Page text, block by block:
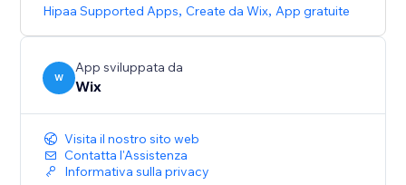
Hipaa Supported Apps,Create da Wix, App gratuite
W
App sviluppata da
Wix
Visita il nostro sito web
Contatta l'Assistenza
Informativa sulla privacy